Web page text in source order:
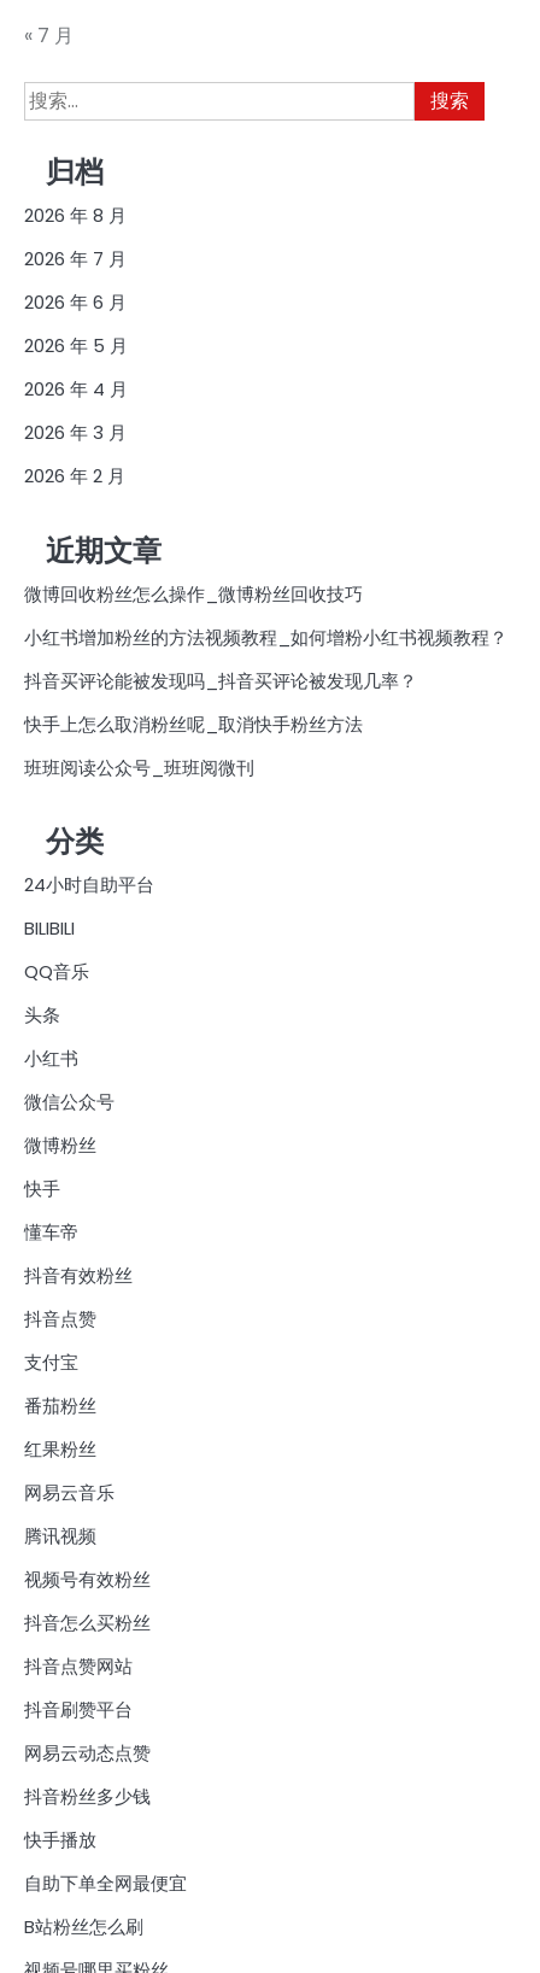
« 7 月
搜
索：
归档
2026 年 8 月
2026 年 7 月
2026 年 6 月
2026 年 5 月
2026 年 4 月
2026 年 3 月
2026 年 2 月
近期文章
微博回收粉丝怎么操作_微博粉丝回收技巧
小红书增加粉丝的方法视频教程_如何增粉小红书视频教程？
抖音买评论能被发现吗_抖音买评论被发现几率？
快手上怎么取消粉丝呢_取消快手粉丝方法
班班阅读公众号_班班阅微刊
分类
24小时自助平台
BILIBILI
QQ音乐
头条
小红书
微信公众号
微博粉丝
快手
懂车帝
抖音有效粉丝
抖音点赞
支付宝
番茄粉丝
红果粉丝
网易云音乐
腾讯视频
视频号有效粉丝
抖音怎么买粉丝
抖音点赞网站
抖音刷赞平台
网易云动态点赞
抖音粉丝多少钱
快手播放
自助下单全网最便宜
B站粉丝怎么刷